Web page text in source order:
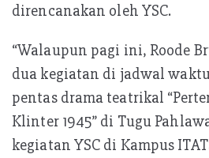
direncanakan oleh YSC.
“Walaupun pagi ini, Roode
dua kegiatan di jadwal
pentas drama teatrikal
Klinter 1945” di Tugu
kegiatan YSC di Kampus